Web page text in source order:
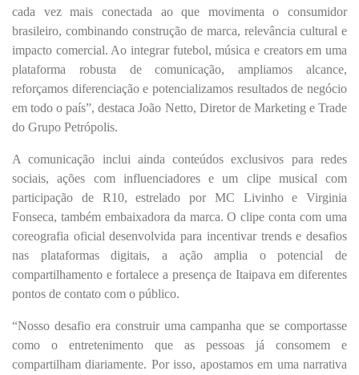
cada vez mais conectada ao que movimenta o consumidor
brasileiro, combinando construção de marca, relevância cultural e
impacto comercial. Ao integrar futebol, música e creators em uma
plataforma robusta de comunicação, ampliamos alcance,
reforçamos diferenciação e potencializamos resultados de negócio
em todo o país”, destaca João Netto, Diretor de Marketing e Trade
do Grupo Petrópolis.
A comunicação inclui ainda conteúdos exclusivos para redes
sociais, ações com influenciadores e um clipe musical com
participação de R10, estrelado por MC Livinho e Virginia
Fonseca, também embaixadora da marca. O clipe conta com uma
coreografia oficial desenvolvida para incentivar trends e desafios
nas plataformas digitais, a ação amplia o potencial de
compartilhamento e fortalece a presença de Itaipava em diferentes
pontos de contato com o público.
“Nosso desafio era construir uma campanha que se comportasse
como o entretenimento que as pessoas já consomem e
compartilham diariamente. Por isso, apostamos em uma narrativa